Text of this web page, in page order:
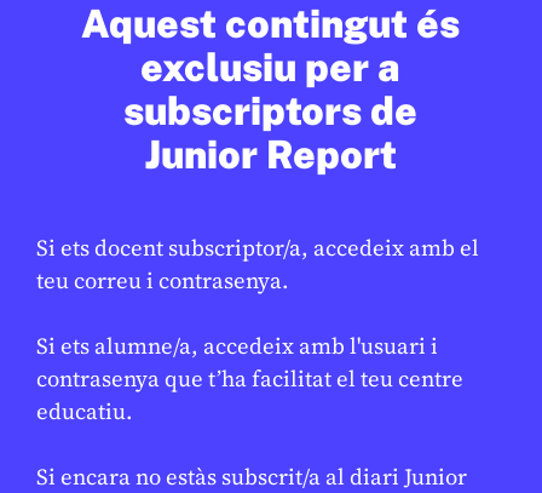
Aquest contingut és
exclusiu per a
subscriptors de
Junior Report
Si ets docent subscriptor/a, accedeix amb el
teu correu i contrasenya.
Si ets alumne/a, accedeix amb l'usuari i
contrasenya que t’ha facilitat el teu centre
educatiu.
Si encara no estàs subscrit/a al diari Junior
Tret de sortida als Jocs Olímpics
d’hivern amb 3.000 esportistes i
nous esports
ÀNGELA ZORRILLA 6 DE FEBRER DE 2026 · 6:01
CICLE SUPERIOR DE PRIMÀRIA